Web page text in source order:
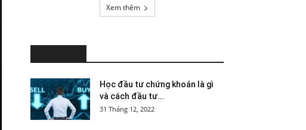
Xem thêm
Học đầu tư chứng khoán là gì
và cách đầu tư...
31 Tháng 12, 2022